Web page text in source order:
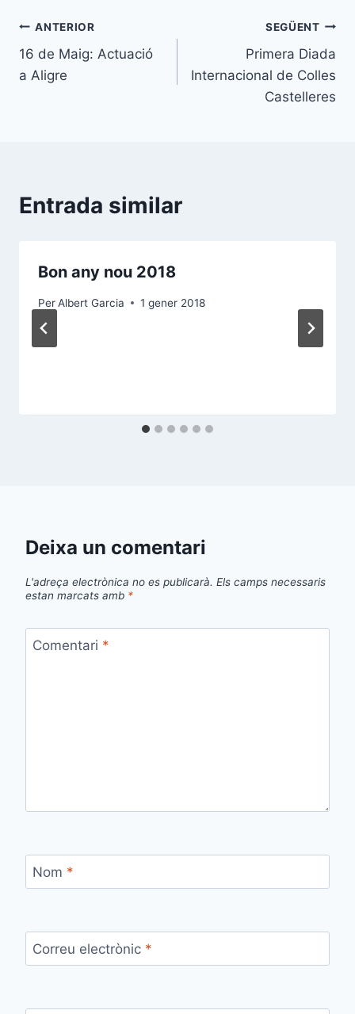
Navegació
d'entrades
ANTERIOR
16 de Maig: Actuació
a Aligre
SEGÜENT
Primera Diada
Internacional de Colles
Castelleres
Entrada similar
Bon any nou 2018
PerAlbert Garcia 1 gener 2018
Deixa un comentari
L'adreça electrònica no es publicarà. Els camps necessaris
estan marcats amb *
Comentari *
Nom *
Correu electrònic *